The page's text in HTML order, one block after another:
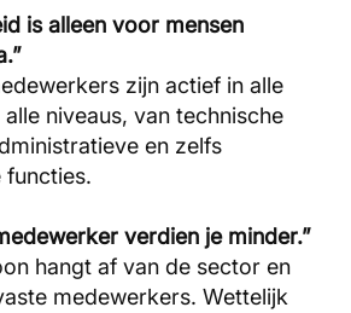
is alleen voor mensen
zijn actief in alle
niveaus, van technische
en zelfs
functies.
verdien je minder.”
hangt af van de sector en
medewerkers. Wettelijk